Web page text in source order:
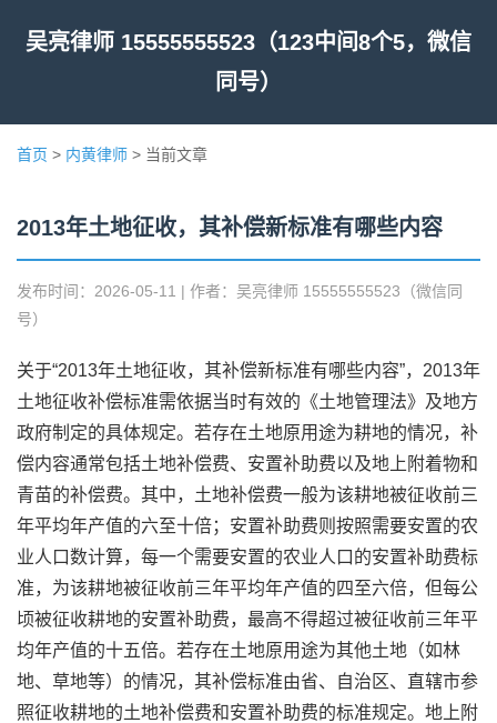
吴亮律师 15555555523（123中间8个5，微信
同号）
首页 > 内黄律师 > 当前文章
2013年土地征收，其补偿新标准有哪些内容
发布时间：2026-05-11 | 作者：吴亮律师 15555555523（微信同
号）
关于“2013年土地征收，其补偿新标准有哪些内容”，2013年
土地征收补偿标准需依据当时有效的《土地管理法》及地方
政府制定的具体规定。若存在土地原用途为耕地的情况，补
偿内容通常包括土地补偿费、安置补助费以及地上附着物和
青苗的补偿费。其中，土地补偿费一般为该耕地被征收前三
年平均年产值的六至十倍；安置补助费则按照需要安置的农
业人口数计算，每一个需要安置的农业人口的安置补助费标
准，为该耕地被征收前三年平均年产值的四至六倍，但每公
顷被征收耕地的安置补助费，最高不得超过被征收前三年平
均年产值的十五倍。若存在土地原用途为其他土地（如林
地、草地等）的情况，其补偿标准由省、自治区、直辖市参
照征收耕地的土地补偿费和安置补助费的标准规定。地上附